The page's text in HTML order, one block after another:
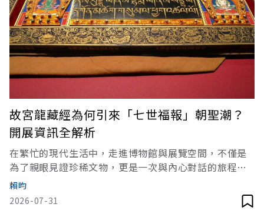
故宮龍藏經為何引來「七世福報」朝聖潮？
開展資訊全解析
在繁忙的現代生活中，走進博物館與展覽空間，不僅是
為了親眼見證珍稀文物，更是一次與內心對話的旅程。
近期台灣展覽界迎來了三場跨越千年的視覺與心靈饗
宴，無論是運用頂尖科技重現佛教遺址的《明心：佛教
遺址藝術沉浸式展》，還是傳說能帶來七世福報的宮廷
賴昀
2026-07-31